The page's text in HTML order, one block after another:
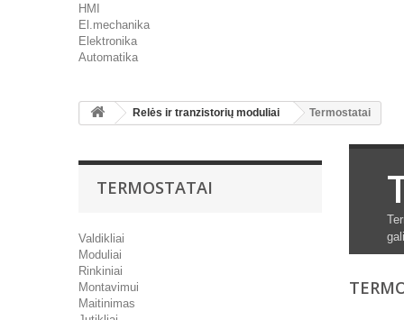
HMI
El.mechanika
Elektronika
Automatika
Relės ir tranzistorių moduliai Termostatai
TERMOSTATAI
Valdikliai
Moduliai
Rinkiniai
Montavimui
Maitinimas